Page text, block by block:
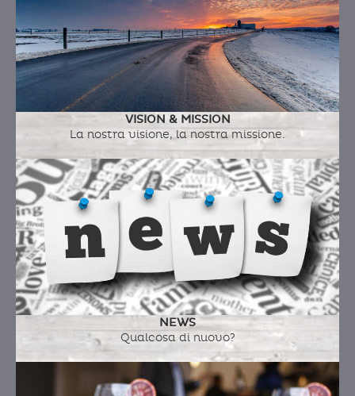
VISION & MISSION
La nostra visione, la nostra missione.
NEWS
Qualcosa di nuovo?